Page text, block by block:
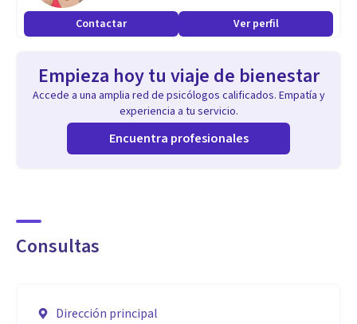
Contactar Ver perfil
Empieza hoy tu viaje de bienestar
Accede a una amplia red de psicólogos calificados. Empatía y
experiencia a tu servicio.
Encuentra profesionales
Consultas
Dirección principal